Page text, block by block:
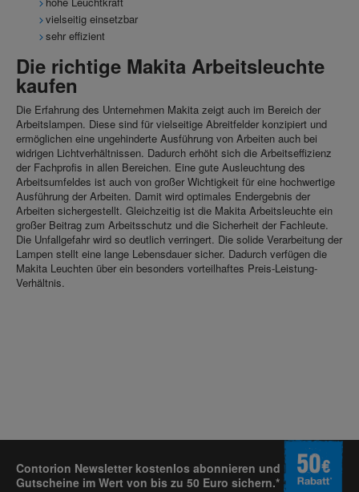
vielseitig einsetzbar
sehr effizient
Die richtige Makita Arbeitsleuchte
kaufen
Die Erfahrung des Unternehmen Makita zeigt auch im Bereich der
Arbeitslampen. Diese sind für vielseitige Abreitfelder konzipiert und
ermöglichen eine ungehinderte Ausführung von Arbeiten auch bei
widrigen Lichtverhältnissen. Dadurch erhöht sich die Arbeitseffizienz
der Fachprofis in allen Bereichen. Eine gute Ausleuchtung des
Arbeitsumfeldes ist auch von großer Wichtigkeit für eine hochwertige
Ausführung der Arbeiten. Damit wird optimales Endergebnis der
Arbeiten sichergestellt. Gleichzeitig ist die Makita Arbeitsleuchte ein
großer Beitrag zum Arbeitsschutz und die Sicherheit der Fachleute.
Die Unfallgefahr wird so deutlich verringert. Die solide Verarbeitung der
Lampen stellt eine lange Lebensdauer sicher. Dadurch verfügen die
Makita Leuchten über ein besonders vorteilhaftes Preis-Leistung-
Verhältnis.
Contorion Newsletter kostenlos abonnieren und
Gutscheine im Wert von bis zu 50 Euro sichern.*